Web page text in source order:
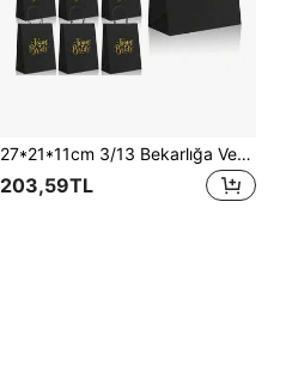
27*21*11cm 3/13 Bekarlığa Veda Partisi Hediyelik Kağıt Hediye Çantaları, Çift Renkli Altın Varak Baskılı Nedime Hediye Çantaları, Düğün Öncesi Parti Hediyelik Paketleme Çantaları
203,59TL